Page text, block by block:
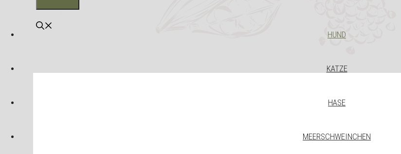
HUND
KATZE
HASE
MEERSCHWEINCHEN